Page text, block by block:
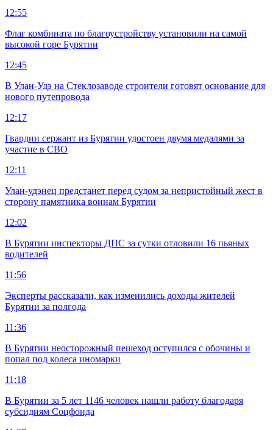
12:55
Флаг комбината по благоустройству установили на самой
высокой горе Бурятии
12:45
В Улан-Удэ на Стеклозаводе строители готовят основание для
нового путепровода
12:17
Гвардии сержант из Бурятии удостоен двумя медалями за
участие в СВО
12:11
Улан-удэнец предстанет перед судом за непристойный жест в
сторону памятника воинам Бурятии
12:02
В Бурятии инспекторы ДПС за сутки отловили 16 пьяных
водителей
11:56
Эксперты рассказали, как изменились доходы жителей
Бурятии за полгода
11:36
В Бурятии неосторожный пешеход оступился с обочины и
попал под колеса иномарки
11:18
В Бурятии за 5 лет 1146 человек нашли работу благодаря
субсидиям Соцфонда